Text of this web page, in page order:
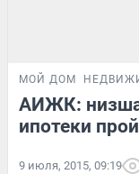
МОЙ ДОМ
АИЖК:
ипотеки
9 июля, 2015, 09:19